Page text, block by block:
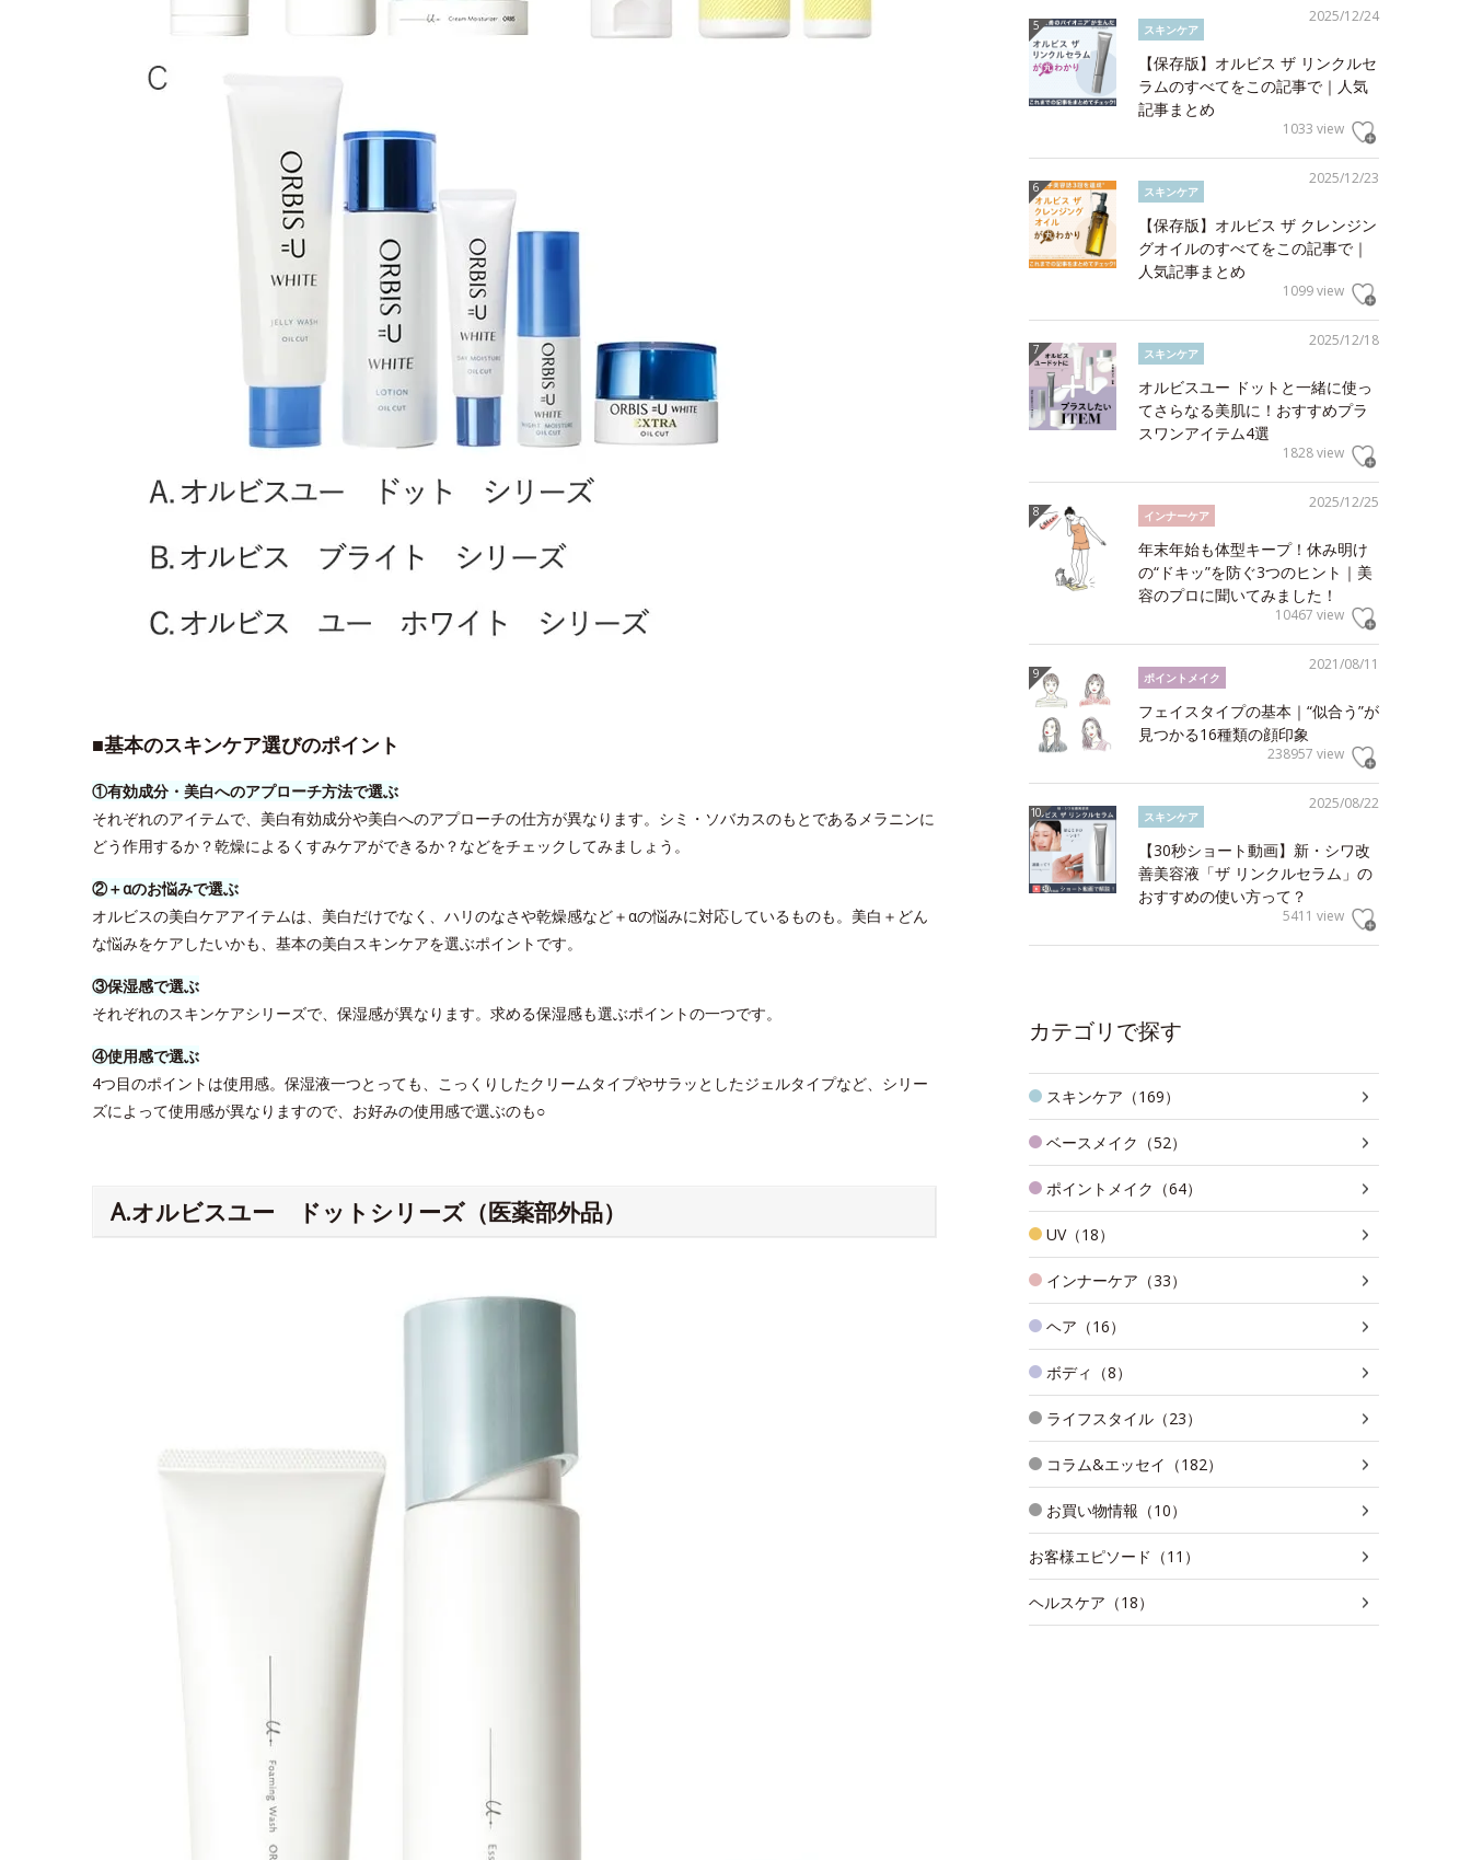
■基本のスキンケア選びのポイント
①有効成分・美白へのアプローチ方法で選ぶ
それぞれのアイテムで、美白有効成分や美白へのアプローチの仕方が異なります。シミ・ソバカスのもとであるメラニンに
どう作用するか？乾燥によるくすみケアができるか？などをチェックしてみましょう。
②＋αのお悩みで選ぶ
オルビスの美白ケアアイテムは、美白だけでなく、ハリのなさや乾燥感など＋αの悩みに対応しているものも。美白＋どん
な悩みをケアしたいかも、基本の美白スキンケアを選ぶポイントです。
③保湿感で選ぶ
それぞれのスキンケアシリーズで、保湿感が異なります。求める保湿感も選ぶポイントの一つです。
④使用感で選ぶ
4つ目のポイントは使用感。保湿液一つとっても、こっくりしたクリームタイプやサラッとしたジェルタイプなど、シリー
ズによって使用感が異なりますので、お好みの使用感で選ぶのも○
A.オルビスユー ドットシリーズ（医薬部外品）
2025/12/24
スキンケア
【保存版】オルビス ザ リンクルセ
ラムのすべてをこの記事で｜人気
記事まとめ
1033 view
2025/12/23
スキンケア
【保存版】オルビス ザ クレンジン
グオイルのすべてをこの記事で｜
人気記事まとめ
1099 view
2025/12/18
スキンケア
オルビスユー ドットと一緒に使っ
てさらなる美肌に！おすすめプラ
スワンアイテム4選
1828 view
2025/12/25
インナーケア
年末年始も体型キープ！休み明け
の“ドキッ”を防ぐ3つのヒント｜美
容のプロに聞いてみました！
10467 view
2021/08/11
ポイントメイク
フェイスタイプの基本｜“似合う”が
見つかる16種類の顔印象
238957 view
2025/08/22
スキンケア
【30秒ショート動画】新・シワ改
善美容液「ザ リンクルセラム」の
おすすめの使い方って？
5411 view
カテゴリで探す
スキンケア（169）
ベースメイク（52）
ポイントメイク（64）
UV（18）
インナーケア（33）
ヘア（16）
ボディ（8）
ライフスタイル（23）
コラム&エッセイ（182）
お買い物情報（10）
お客様エピソード（11）
ヘルスケア（18）